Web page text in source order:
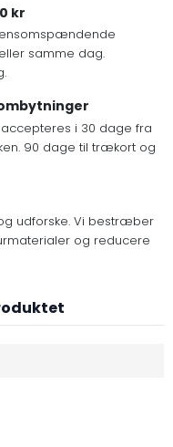
kr
samme dag.
i 30 dage fra
90 dage til trækort og
udforske. Vi bestræber
og reducere